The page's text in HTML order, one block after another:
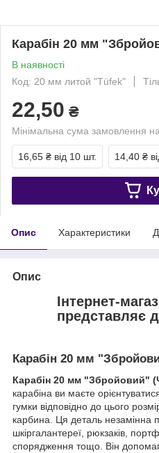
Карабін 20 мм
В наявності
Код: 20 мм литой "Tüfek"
22,50 ₴
Мінімальна сума замовлення
16,65 ₴ від 10 шт. 14,40 ₴
Опис Характеристики
Опис
Інтернет-
представляє
Карабін 20 мм
Карабін 20 мм "Збройовий"
карабіна ви маєте
гумки відповідно до цього
карбина. Ця деталь незамінна
шкіргалантереї, рюкзаків,
спорядження тощо. Він